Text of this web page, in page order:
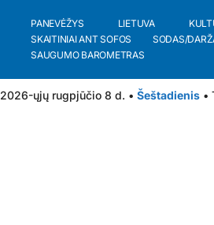
PANEVĖŽYS LIETUVA
SKAITINIAI ANT SOFOS
SODAS/
SAUGUMO BAROMETRAS
2026-ųjų rugpjūčio 8 d. • Šeštadienis •